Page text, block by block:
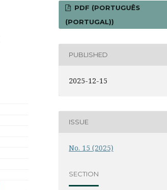
PDF (PORTUGUÊS
(PORTUGAL))
PUBLISHED
2025-12-15
ISSUE
No. 15 (2025)
SECTION